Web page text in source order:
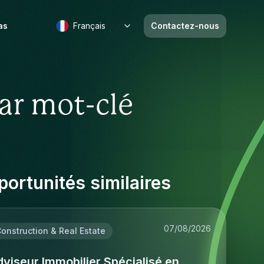
Français Contactez-nous
mot-clé
similaires
& Real Estate 07/08/2026